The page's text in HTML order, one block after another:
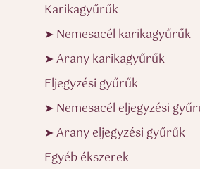
Karikagyűrűk
➤ Nemesacél karikagyűrűk
➤ Arany karikagyűrűk
Eljegyzési gyűrűk
➤ Nemesacél eljegyzési
➤ Arany eljegyzési gyűrűk
Egyéb ékszerek